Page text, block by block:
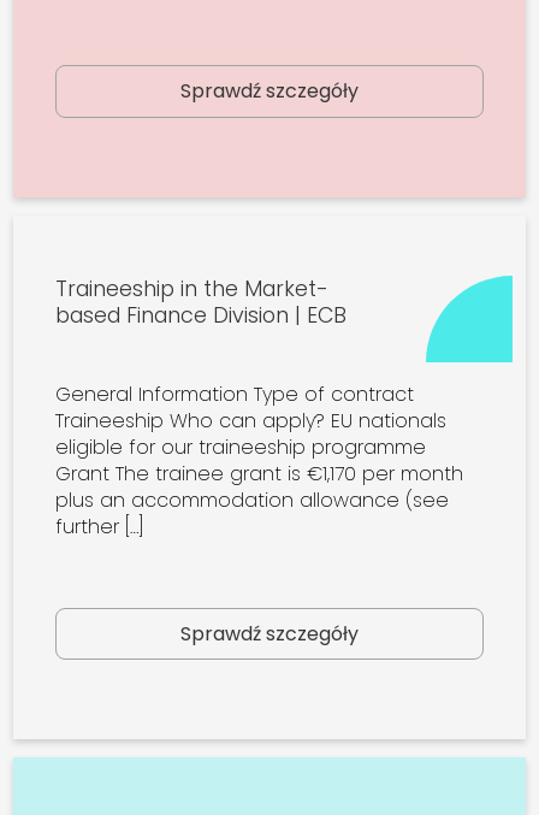
Sprawdź szczegóły
Traineeship in the Market-
based Finance Division | ECB
General Information Type of contract
Traineeship Who can apply? EU nationals
eligible for our traineeship programme
Grant The trainee grant is €1,170 per month
plus an accommodation allowance (see
further […]
Sprawdź szczegóły